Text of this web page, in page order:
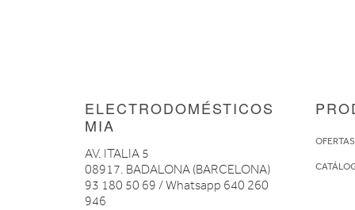
ELECTRODOMÉSTICOS
MIA
AV. ITALIA 5
08917. BADALONA (BARCELONA)
93 180 50 69 / Whatsapp 640 260
946
OFERTAS